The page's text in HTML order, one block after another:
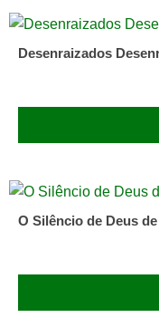
Desenraizados
O Silêncio de Deus